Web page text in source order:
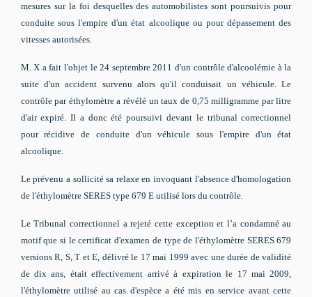
mesures sur la foi desquelles des automobilistes sont poursuivis pour
conduite sous l'empire d'un état alcoolique ou pour dépassement des
vitesses autorisées.
M. X a fait l'objet le 24 septembre 2011 d'un contrôle d'alcoolémie à la
suite d'un accident survenu alors qu'il conduisait un véhicule. Le
contrôle par éthylomètre a révélé un taux de 0,75 milligramme par litre
d'air expiré. Il a donc été poursuivi devant le tribunal correctionnel
pour récidive de conduite d'un véhicule sous l'empire d'un état
alcoolique.
Le prévenu a sollicité sa relaxe en invoquant l'absence d'homologation
de l'éthylomètre SERES type 679 E utilisé lors du contrôle.
Le Tribunal correctionnel a rejeté cette exception et l’a condamné au
motif que si le certificat d'examen de type de l'éthylomètre SERES 679
versions R, S, T et E, délivré le 17 mai 1999 avec une durée de validité
de dix ans, était effectivement arrivé à expiration le 17 mai 2009,
l'éthylomètre utilisé au cas d'espèce a été mis en service avant cette